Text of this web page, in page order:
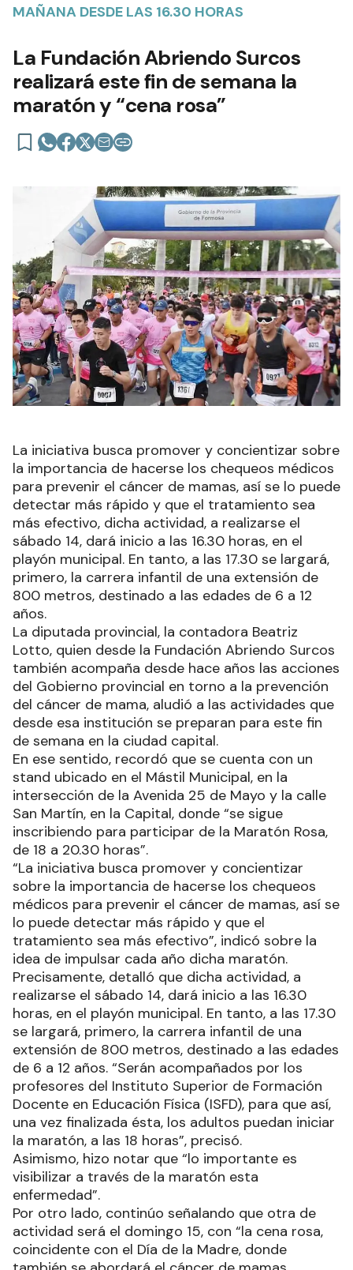
MAÑANA DESDE LAS 16.30 HORAS
La Fundación Abriendo Surcos
realizará este fin de semana la
maratón y “cena rosa”
La iniciativa busca promover y concientizar sobre
la importancia de hacerse los chequeos médicos
para prevenir el cáncer de mamas, así se lo puede
detectar más rápido y que el tratamiento sea
más efectivo, dicha actividad, a realizarse el
sábado 14, dará inicio a las 16.30 horas, en el
playón municipal. En tanto, a las 17.30 se largará,
primero, la carrera infantil de una extensión de
800 metros, destinado a las edades de 6 a 12
años.
La diputada provincial, la contadora Beatriz
Lotto, quien desde la Fundación Abriendo Surcos
también acompaña desde hace años las acciones
del Gobierno provincial en torno a la prevención
del cáncer de mama, aludió a las actividades que
desde esa institución se preparan para este fin
de semana en la ciudad capital.
En ese sentido, recordó que se cuenta con un
stand ubicado en el Mástil Municipal, en la
intersección de la Avenida 25 de Mayo y la calle
San Martín, en la Capital, donde “se sigue
inscribiendo para participar de la Maratón Rosa,
de 18 a 20.30 horas”.
“La iniciativa busca promover y concientizar
sobre la importancia de hacerse los chequeos
médicos para prevenir el cáncer de mamas, así se
lo puede detectar más rápido y que el
tratamiento sea más efectivo”, indicó sobre la
idea de impulsar cada año dicha maratón.
Precisamente, detalló que dicha actividad, a
realizarse el sábado 14, dará inicio a las 16.30
horas, en el playón municipal. En tanto, a las 17.30
se largará, primero, la carrera infantil de una
extensión de 800 metros, destinado a las edades
de 6 a 12 años. “Serán acompañados por los
profesores del Instituto Superior de Formación
Docente en Educación Física (ISFD), para que así,
una vez finalizada ésta, los adultos puedan iniciar
la maratón, a las 18 horas”, precisó.
Asimismo, hizo notar que “lo importante es
visibilizar a través de la maratón esta
enfermedad”.
Por otro lado, continúo señalando que otra de
actividad será el domingo 15, con “la cena rosa,
coincidente con el Día de la Madre, donde